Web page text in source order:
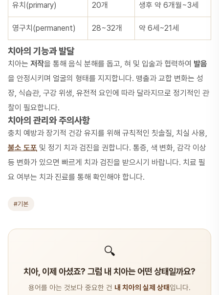
유치(primary) 20개 생후 약 6개월~3세
영구치(permanent) 28~32개 약 6세~21세
치아의 기능과 발달
치아는 저작을 통해 음식 분해를 돕고, 혀 및 입술과 협력하여 발음
을 안정시키며 얼굴의 형태를 지지합니다. 맹출과 교합 변화는 성
장, 식습관, 구강 위생, 유전적 요인에 따라 달라지므로 정기적인 관
찰이 필요합니다.
치아의 관리와 주의사항
충치 예방과 장기적 건강 유지를 위해 규칙적인 칫솔질, 치실 사용,
불소 도포 및 정기 치과 검진을 권합니다. 통증, 색 변화, 감각 이상
등 변화가 있으면 빠르게 치과 검진을 받으시기 바랍니다. 치료 필
요 여부는 치과 진료를 통해 확인해야 합니다.
#기본
🔍
치아, 이제 아셨죠? 그럼 내 치아는 어떤 상태일까요?
용어를 아는 것보다 중요한 건 내 치아의 실제 상태 입니다.